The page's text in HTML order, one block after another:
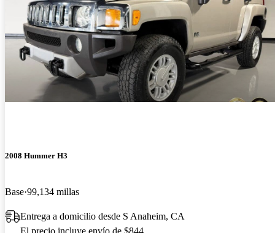
2008 Hummer H3
Base 99,134 millas
Entrega a domicilio desde S Anaheim, CA